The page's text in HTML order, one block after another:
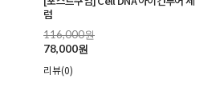
럼
116,000원
78,000원
리뷰(0)